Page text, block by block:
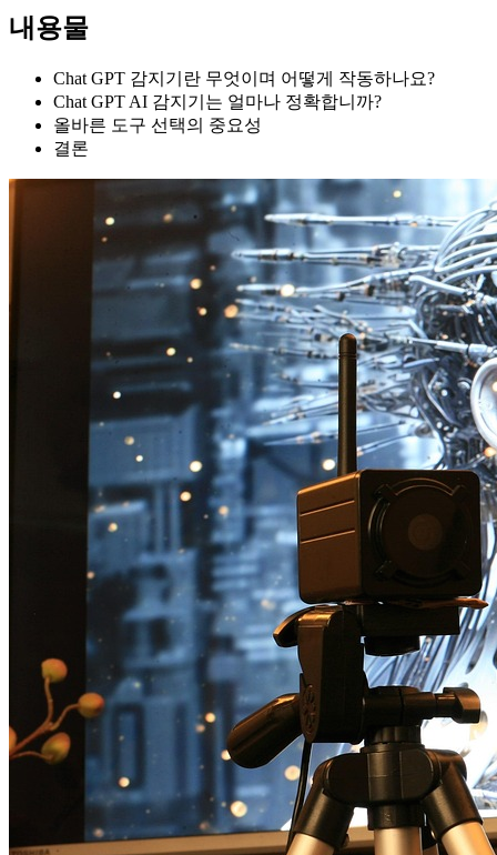
내용물
Chat GPT 감지기란 무엇이며 어떻게 작동하나요?
Chat GPT AI 감지기는 얼마나 정확합니까?
올바른 도구 선택의 중요성
결론